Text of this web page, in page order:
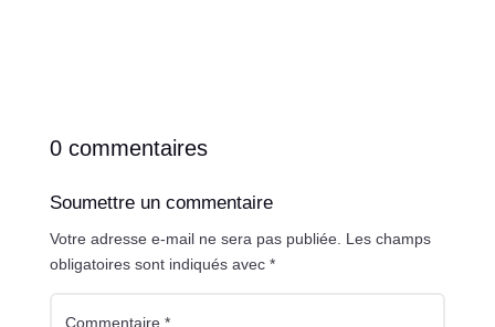
0 commentaires
Soumettre un commentaire
Votre adresse e-mail ne sera pas publiée. Les champs
obligatoires sont indiqués avec *